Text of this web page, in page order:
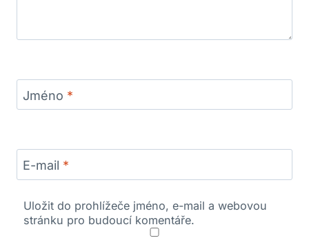
Jméno *
E-mail *
Uložit do prohlížeče jméno, e-mail a webovou
stránku pro budoucí komentáře.